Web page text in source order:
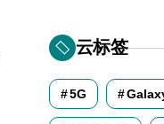
云标签
5G